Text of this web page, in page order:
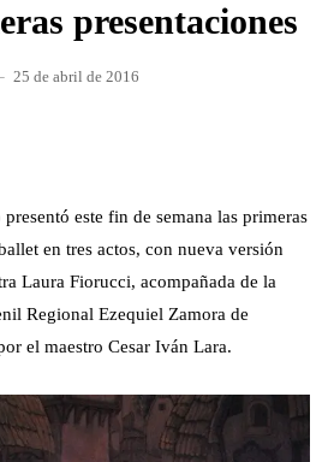
presentaciones
25 de abril de 2016
este fin de semana las primeras
en tres actos, con nueva versión
Laura Fiorucci, acompañada de la
Regional Ezequiel Zamora de
el maestro Cesar Iván Lara.